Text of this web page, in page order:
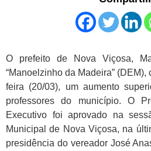
O prefeito de Nova Viçosa,
“Manoelzinho da Madeira”
feira (20/03), um aumento
professores do município. O
Executivo foi aprovado na
Municipal de Nova Viçosa, na
presidência do vereador José